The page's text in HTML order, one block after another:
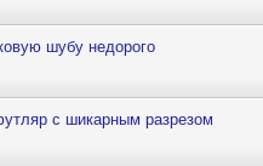
шубу недорого
с шикарным разрезом